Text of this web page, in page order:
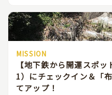
MISSION
【地下鉄から開運スポ
1）にチェックイン＆「
てアップ！